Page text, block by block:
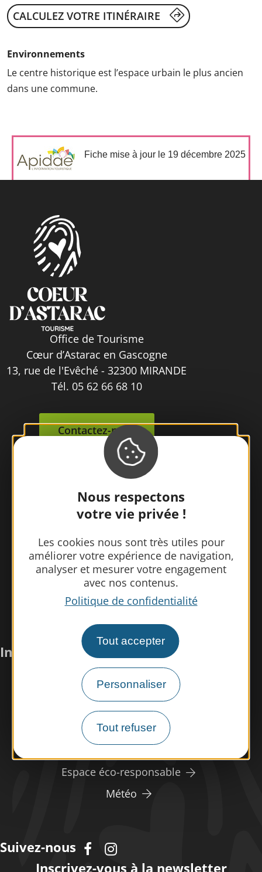
Nous respectons
votre vie privée !
Les cookies nous sont très utiles pour
améliorer votre expérience de navigation,
analyser et mesurer votre engagement
avec nos contenus.
Politique de confidentialité
Tout accepter
Personnaliser
Tout refuser
CALCULEZ VOTRE ITINÉRAIRE
Environnements
Le centre historique est l’espace urbain le plus ancien
dans une commune.
Fiche mise à jour le 19 décembre 2025
Office de Tourisme
Cœur d’Astarac en Gascogne
13, rue de l'Evêché - 32300 MIRANDE
Tél. 05 62 66 68 10
Contactez-nous
Infos pratiques
Nous rencontrer
Nos brochures
Espace pro/presse
Espace éco-responsable
Météo
Suivez-nous
Inscrivez-vous à la newsletter